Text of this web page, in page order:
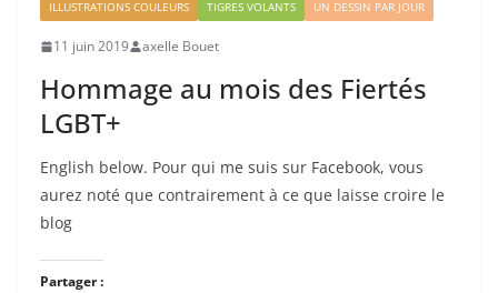
ILLUSTRATIONS COULEURS
TIGRES VOLANTS UN DESSIN PAR JOUR
11 juin 2019 axelle Bouet
Hommage au mois des Fiertés
LGBT+
English below. Pour qui me suis sur Facebook, vous
aurez noté que contrairement à ce que laisse croire le
blog
Partager :